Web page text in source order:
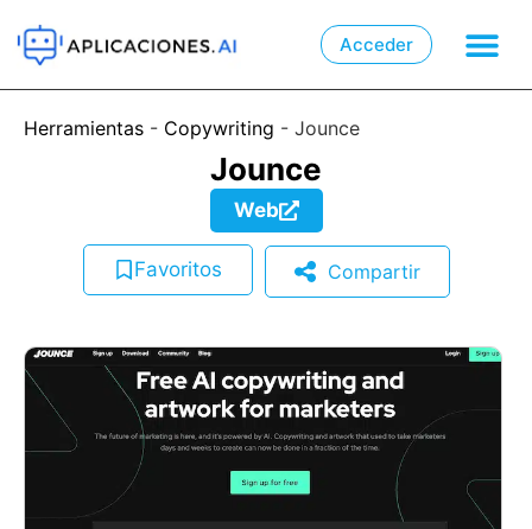
Acceder
Herramientas - Copywriting - Jounce
Jounce
Web
Favoritos Compartir